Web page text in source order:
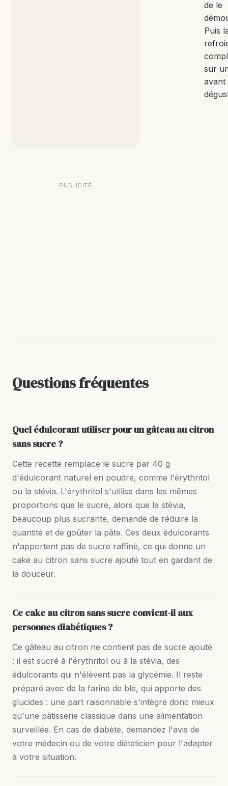
PUBLICITÉ
de le
Puis
sur
avant
Questions fréquentes
Quel édulcorant utiliser pour un gâteau au citron
sans sucre ?
Cette recette remplace le sucre par 40 g
d'édulcorant naturel en poudre, comme l'érythritol
ou la stévia. L'érythritol s'utilise dans les mêmes
proportions que le sucre, alors que la stévia,
beaucoup plus sucrante, demande de réduire la
quantité et de goûter la pâte. Ces deux édulcorants
n'apportent pas de sucre raffiné, ce qui donne un
cake au citron sans sucre ajouté tout en gardant de
la douceur.
Ce cake au citron sans sucre convient-il aux
personnes diabétiques ?
Ce gâteau au citron ne contient pas de sucre ajouté
: il est sucré à l'érythritol ou à la stévia, des
édulcorants qui n'élèvent pas la glycémie. Il reste
préparé avec de la farine de blé, qui apporte des
glucides : une part raisonnable s'intègre donc mieux
qu'une pâtisserie classique dans une alimentation
surveillée. En cas de diabète, demandez l'avis de
votre médecin ou de votre diététicien pour l'adapter
à votre situation.